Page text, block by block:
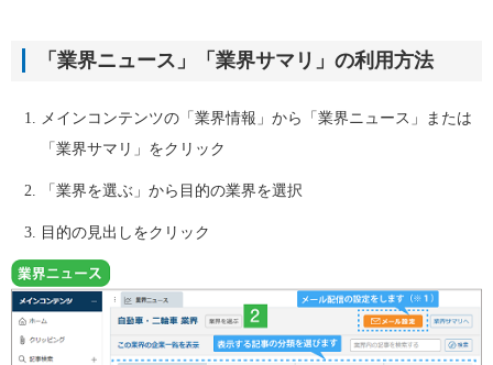
「業界ニュース」「業界サマリ」の利用方法
メインコンテンツの「業界情報」から「業界ニュース」または
「業界サマリ」をクリック
「業界を選ぶ」から目的の業界を選択
目的の見出しをクリック